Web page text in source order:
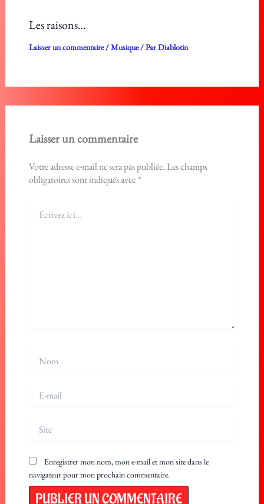
Les raisons…
Laisser un commentaire/Musique/ ParDiablotin
Laisser un commentaire
Votre adresse e-mail ne sera pas publiée.Les champs
obligatoires sont indiqués avec *
ici…
mail
Enregistrer mon nom, mon e-mail et mon site dans le
navigateur pour mon prochain commentaire.